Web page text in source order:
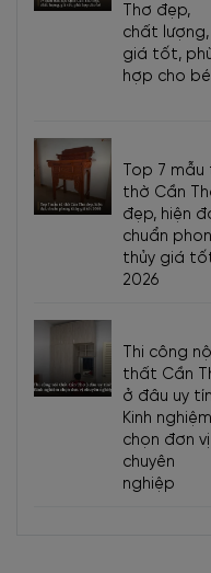
Thơ đẹp,
chất lượng,
giá tốt,
hợp cho bé
Top 7 mẫu
thờ Cần
đẹp, hiện
chuẩn
thủy giá
2026
Thi công
thất Cần
ở đâu uy
Kinh nghiệm
chọn đơn vị
chuyên
nghiệp